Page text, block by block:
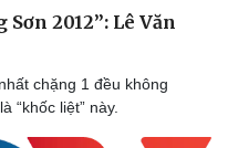
tô - Xe máy
Tư vấn
Sơn 2012”: Lê Văn
chặng 1 đều không
“khốc liệt” này.